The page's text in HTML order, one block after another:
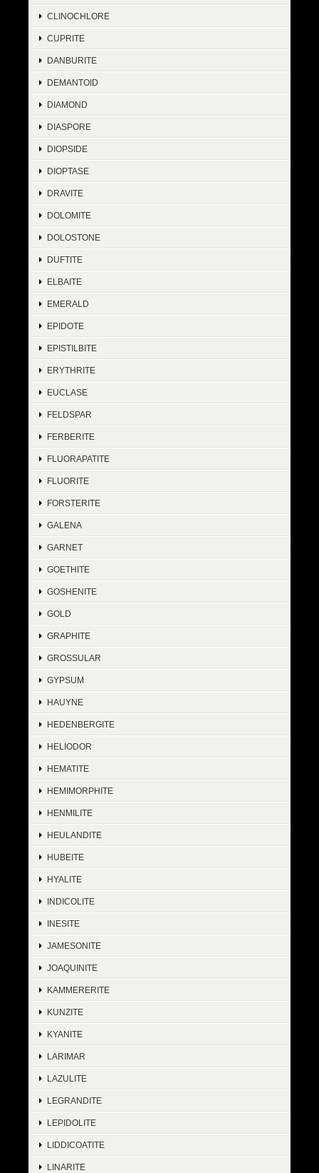
CLINOCHLORE
CUPRITE
DANBURITE
DEMANTOID
DIAMOND
DIASPORE
DIOPSIDE
DIOPTASE
DRAVITE
DOLOMITE
DOLOSTONE
DUFTITE
ELBAITE
EMERALD
EPIDOTE
EPISTILBITE
ERYTHRITE
EUCLASE
FELDSPAR
FERBERITE
FLUORAPATITE
FLUORITE
FORSTERITE
GALENA
GARNET
GOETHITE
GOSHENITE
GOLD
GRAPHITE
GROSSULAR
GYPSUM
HAUYNE
HEDENBERGITE
HELIODOR
HEMATITE
HEMIMORPHITE
HENMILITE
HEULANDITE
HUBEITE
HYALITE
INDICOLITE
INESITE
JAMESONITE
JOAQUINITE
KAMMERERITE
KUNZITE
KYANITE
LARIMAR
LAZULITE
LEGRANDITE
LEPIDOLITE
LIDDICOATITE
LINARITE